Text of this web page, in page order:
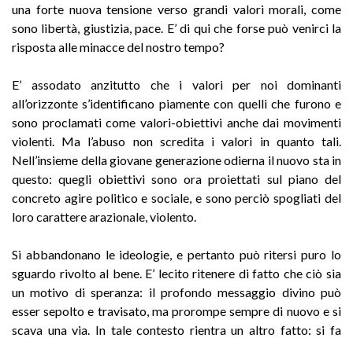
una forte nuova tensione verso grandi valori morali, come
sono libertà, giustizia, pace. E’ di qui che forse può venirci la
risposta alle minacce del nostro tempo?
E’ assodato anzitutto che i valori per noi dominanti
all’orizzonte s’identificano piamente con quelli che furono e
sono proclamati come valori-obiettivi anche dai movimenti
violenti. Ma l’abuso non scredita i valori in quanto tali.
Nell’insieme della giovane generazione odierna il nuovo sta in
questo: quegli obiettivi sono ora proiettati sul piano del
concreto agire politico e sociale, e sono perciò spogliati del
loro carattere arazionale, violento.
Si abbandonano le ideologie, e pertanto può ritersi puro lo
sguardo rivolto al bene. E’ lecito ritenere di fatto che ciò sia
un motivo di speranza: il profondo messaggio divino può
esser sepolto e travisato, ma prorompe sempre di nuovo e si
scava una via. In tale contesto rientra un altro fatto: si fa